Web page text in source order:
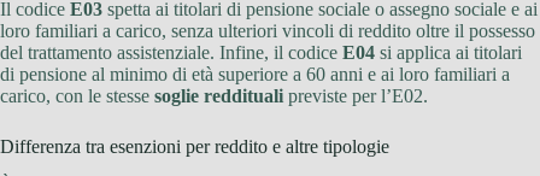
Il codice E03 spetta ai titolari di pensione sociale o assegno sociale e ai
loro familiari a carico, senza ulteriori vincoli di reddito oltre il possesso
del trattamento assistenziale. Infine, il codice E04 si applica ai titolari
di pensione al minimo di età superiore a 60 anni e ai loro familiari a
carico, con le stesse soglie reddituali previste per l’E02.
Differenza tra esenzioni per reddito e altre tipologie